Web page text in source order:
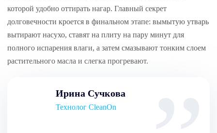
которой удобно оттирать нагар. Главный секрет
долговечности кроется в финальном этапе: вымытую утварь
вытирают насухо, ставят на плиту на пару минут для
полного испарения влаги, а затем смазывают тонким слоем
растительного масла и слегка прогревают.
Ирина Сучкова
Технолог CleanOn